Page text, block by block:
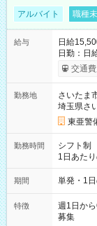
アルバイト 職種
給与
日給
日勤：日
祝手当
┗規定あり ／ 経験や年齢を問わず、 頑張った方全員に支給され
日給は全額支給！ ■月22日以上勤
日払い・
(CRIA)』
ます♪ ※稼働分・規定あ
かり【3
給 ┗昼食
交通
勤務地
さいたま
埼玉県さ
東亜警
勤務時間
シフト制
1日あた
勤】20:00～翌5:00 ・【日勤の
の都合に
ライベー
期間 単発・1日
特徴
週1日か
募集